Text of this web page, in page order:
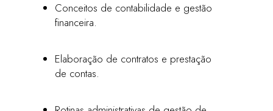
Conceitos de contabilidade e gestão
financeira.
Elaboração de contratos e prestação
de contas.